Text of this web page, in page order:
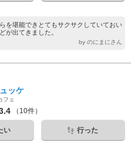
を堪能できとてもサクサクしていておい
が出てきました。
by のにまにさん
ッケ
フェ
（10件）
い 行った